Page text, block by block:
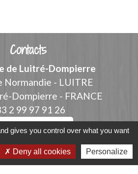
Contacts
de Luitré-Dompierre
Normandie - LUITRE
Dompierre - FRANCE
2 99 97 91 26
par formulaire
gives you control over what you want
Deny all cookies Personalize